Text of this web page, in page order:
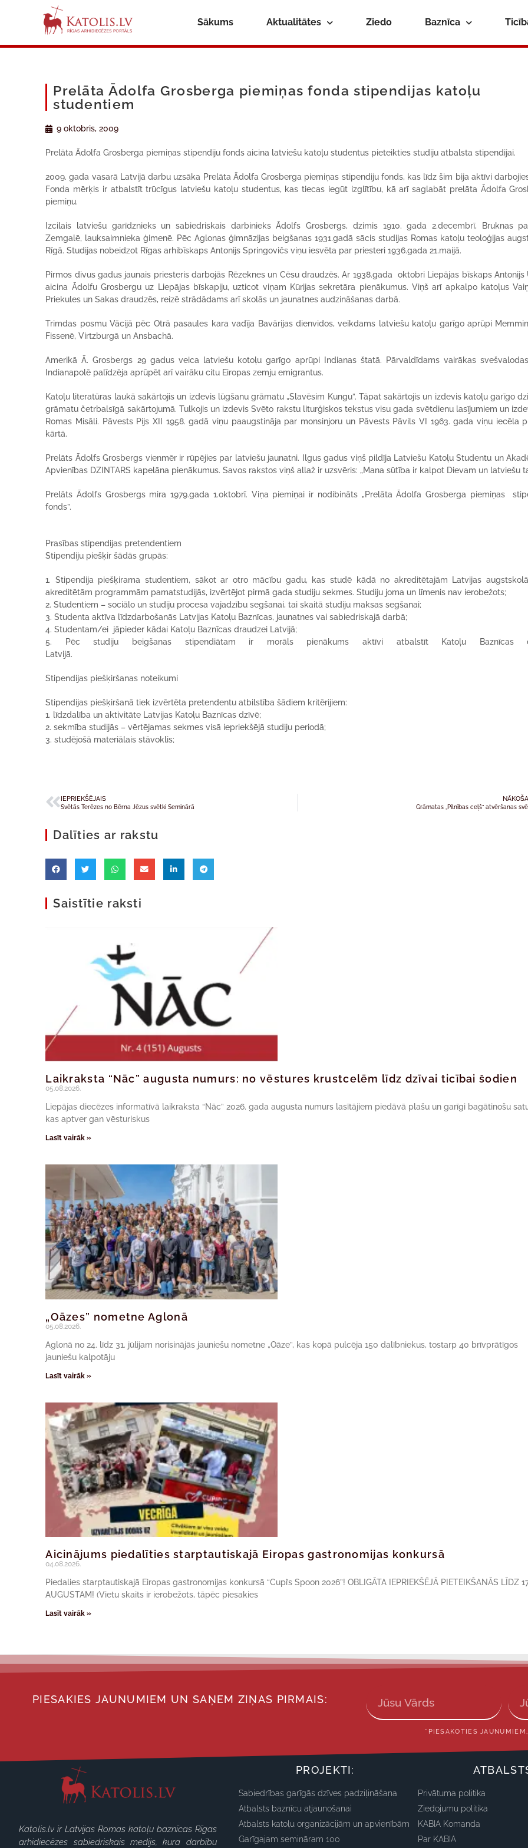
Sākums Aktualitātes Ziedo Baznīca
Prelāta Ādolfa Grosberga piemiņas fonda stipendijas katoļu
studentiem
9 oktobris, 2009
Prelāta Ādolfa Grosberga piemiņas stipendiju fonds aicina latviešu katoļu studentus pieteikties studiju atbalsta stipendijai.
2009. gada vasarā Latvijā darbu uzsāka Prelāta Ādolfa Grosberga piemiņas stipendiju fonds, kas līdz šim bija aktīvi
Fonda mērķis ir atbalstīt trūcīgus latviešu katoļu studentus, kas tiecas iegūt izglītību, kā arī saglabāt prelāta Ādolfa
piemiņu.
Izcilais latviešu garīdznieks un sabiedriskais darbinieks Ādolfs Grosbergs, dzimis 1910. gada 2.decembrī, Bruknas
Zemgalē, lauksaimnieka ģimenē. Pēc Aglonas ģimnāzijas beigšanas 1931.gadā sācis studijas Romas katoļu teoloģijas
Rīgā. Studijas nobeidzot Rīgas arhibīskaps Antonijs Springovičs viņu iesvēta par priesteri 1936.gada 21.maijā.
Pirmos divus gadus jaunais priesteris darbojās Rēzeknes un Cēsu draudzēs. Ar 1938.gada oktobri Liepājas bīskaps Antonijs
aicina Ādolfu Grosbergu uz Liepājas bīskapiju, uzticot viņam Kūrijas sekretāra pienākumus. Viņš arī apkalpo katoļus
Priekules un Sakas draudzēs, reizē strādādams arī skolās un jaunatnes audzināšanas darbā.
Trimdas posmu Vācijā pēc Otrā pasaules kara vadīja Bavārijas dienvidos, veikdams latviešu katoļu garīgo aprūpi
Fissenē, Virtzburgā un Ansbachā.
Amerikā Ā. Grosbergs 29 gadus veica latviešu kotoļu garīgo aprūpi Indianas štatā. Pārvaldīdams vairākas
Indianapolē palīdzēja aprūpēt arī vairāku citu Eiropas zemju emigrantus.
Katoļu literatūras laukā sakārtojis un izdevis lūgšanu grāmatu „Slavēsim Kungu”. Tāpat sakārtojis un izdevis katoļu garīgo
grāmatu četrbalsīgā sakārtojumā. Tulkojis un izdevis Svēto rakstu liturģiskos tekstus visu gada svētdienu lasījumiem un
Romas Misāli. Pāvests Pijs XII 1958. gadā viņu paaugstināja par monsinjoru un Pāvests Pāvils VI 1963. gada viņu iecēla
kārtā.
Prelāts Ādolfs Grosbergs vienmēr ir rūpējies par latviešu jaunatni. Ilgus gadus viņš pildīja Latviešu Katoļu Studentu un
Apvienības DZINTARS kapelāna pienākumus. Savos rakstos viņš allaž ir uzsvēris: „Mana sūtība ir kalpot Dievam un latviešu
Prelāts Ādolfs Grosbergs mira 1979.gada 1.oktobrī. Viņa piemiņai ir nodibināts „Prelāta Ādolfa Grosberga piemiņas
fonds”.
Prasības stipendijas pretendentiem
Stipendiju piešķir šādās grupās:
1. Stipendija piešķirama studentiem, sākot ar otro mācību gadu, kas studē kādā no akreditētajām Latvijas
akreditētām programmām pamatstudijās, izvērtējot pirmā gada studiju sekmes. Studiju joma un līmenis nav ierobežots;
2. Studentiem – sociālo un studiju procesa vajadzību segšanai, tai skaitā studiju maksas segšanai;
3. Studenta aktīva līdzdarbošanās Latvijas Katoļu Baznīcas, jaunatnes vai sabiedriskajā darbā;
4. Studentam/ei jāpieder kādai Katoļu Baznīcas draudzei Latvijā;
5. Pēc studiju beigšanas stipendiātam ir morāls pienākums aktīvi atbalstīt Katoļu Baznīcas
Latvijā.
Stipendijas piešķiršanas noteikumi
Stipendijas piešķiršanā tiek izvērtēta pretendentu atbilstība šādiem kritērijiem:
1. līdzdalība un aktivitāte Latvijas Katoļu Baznīcas dzīvē;
2. sekmība studijās – vērtējamas sekmes visā iepriekšējā studiju periodā;
3. studējošā materiālais stāvoklis;
IEPRIEKŠĒJAIS
Svētās Terēzes no Bērna Jēzus svētki Seminārā Grāmatas „Pilnības ceļš” atvēršanas
Dalīties ar rakstu
Saistītie raksti
Laikraksta “Nāc” augusta numurs: no vēstures krustcelēm līdz dzīvai ticībai šodien
05.08.2026.
Liepājas diecēzes informatīvā laikraksta “Nāc” 2026. gada augusta numurs lasītājiem piedāvā plašu un garīgi bagātinošu
kas aptver gan vēsturiskus
Lasīt vairāk »
„Oāzes” nometne Aglonā
05.08.2026.
Aglonā no 24. līdz 31. jūlijam norisinājās jauniešu nometne „Oāze”, kas kopā pulcēja 150 dalībniekus, tostarp 40 brīvprātīgos
jauniešu kalpotāju
Lasīt vairāk »
Aicinājums piedalīties starptautiskajā Eiropas gastronomijas konkursā
04.08.2026.
Piedalies starptautiskajā Eiropas gastronomijas konkursā “Cupi’s Spoon 2026”! OBLIGĀTA IEPRIEKŠĒJĀ PIETEIKŠANĀS LĪDZ
AUGUSTAM! (Vietu skaits ir ierobežots, tāpēc piesakies
Lasīt vairāk »
PIESAKIES JAUNUMIEM UN SAŅEM ZIŅAS PIRMAIS:
*PIESAKOTIES
Katolis.lv ir Latvijas Romas katoļu baznīcas Rīgas
arhidiecēzes sabiedriskais medijs, kura darbību
PROJEKTI:
Sabiedrības garīgās dzīves padziļināšana
Atbalsts baznīcu atjaunošanai
Atbalsts katoļu organizācijām un apvienībām
Garīgajam semināram 100
Privātuma politika
Ziedojumu politika
KABIA Komanda
Par KABIA